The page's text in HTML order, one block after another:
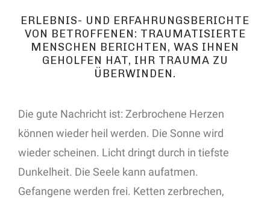
ERLEBNIS- UND ERFAHRUNGSBERICHTE
VON BETROFFENEN: TRAUMATISIERTE
MENSCHEN BERICHTEN, WAS IHNEN
GEHOLFEN HAT, IHR TRAUMA ZU
ÜBERWINDEN.
Die gute Nachricht ist: Zerbrochene Herzen
können wieder heil werden. Die Sonne wird
wieder scheinen. Licht dringt durch in tiefste
Dunkelheit. Die Seele kann aufatmen.
Gefangene werden frei. Ketten zerbrechen,